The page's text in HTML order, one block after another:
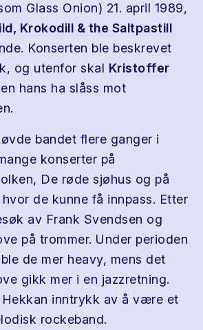
Glass Onion) 21. april 1989,
Krokodill & the Saltpastill
Konserten ble beskrevet
og utenfor skal Kristoffer
hans ha slåss mot
bandet flere ganger i
konserter på
De røde sjøhus og på
de kunne få innpass. Etter
av Frank Svendsen og
på trommer. Under perioden
de mer heavy, mens det
gikk mer i en jazzretning.
inntrykk av å være et
rockeband.